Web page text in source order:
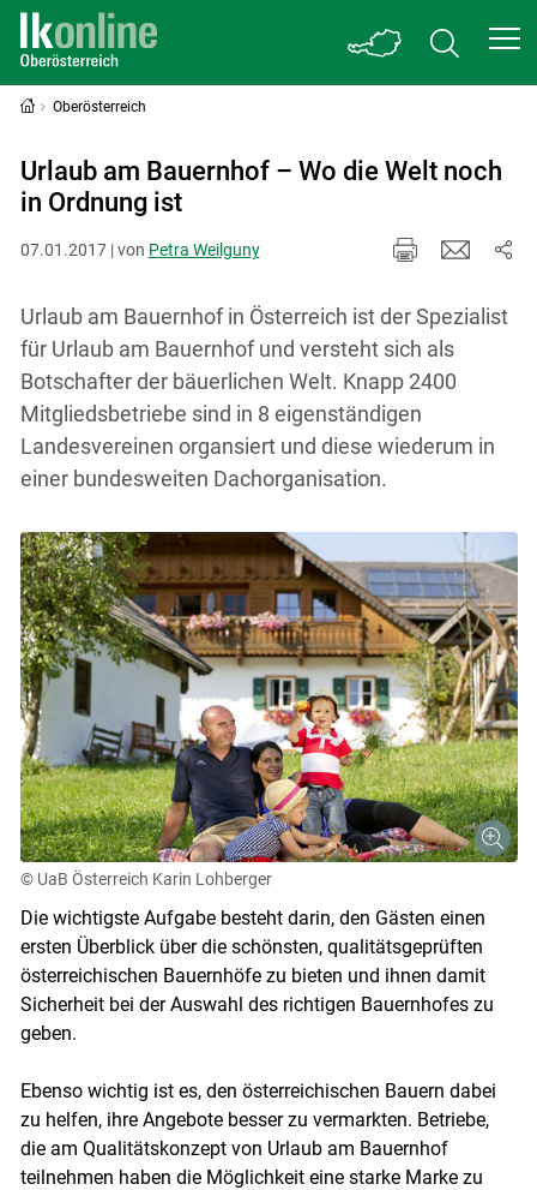
Oberösterreich
Urlaub am Bauernhof – Wo die Welt noch
in Ordnung ist
07.01.2017 | von Petra Weilguny
Urlaub am Bauernhof in Österreich ist der Spezialist
für Urlaub am Bauernhof und versteht sich als
Botschafter der bäuerlichen Welt. Knapp 2400
Mitgliedsbetriebe sind in 8 eigenständigen
Landesvereinen organsiert und diese wiederum in
einer bundesweiten Dachorganisation.
© UaB Österreich Karin Lohberger
Die wichtigste Aufgabe besteht darin, den Gästen einen
ersten Überblick über die schönsten, qualitätsgeprüften
österreichischen Bauernhöfe zu bieten und ihnen damit
Sicherheit bei der Auswahl des richtigen Bauernhofes zu
geben.
Ebenso wichtig ist es, den österreichischen Bauern dabei
zu helfen, ihre Angebote besser zu vermarkten. Betriebe,
die am Qualitätskonzept von Urlaub am Bauernhof
teilnehmen haben die Möglichkeit eine starke Marke zu